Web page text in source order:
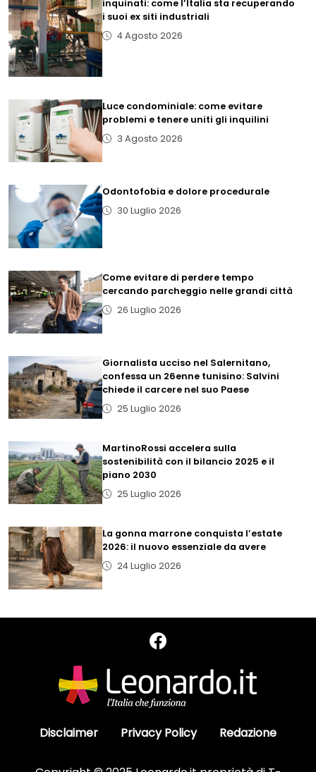
inquinati: come l’Italia sta recuperando
i suoi ex siti industriali
4 Agosto 2026
Luce condominiale: come evitare
problemi e tenere uniti gli inquilini
3 Agosto 2026
Odontofobia e dolore procedurale
30 Luglio 2026
Come evitare di perdere tempo
cercando parcheggio nelle grandi città
26 Luglio 2026
Giornalista ucciso nel Salernitano,
confessa un 26enne tunisino: Salvini
chiede il carcere nel suo Paese
25 Luglio 2026
MartinoRossi accelera sulla
sostenibilità con il bilancio 2025 e il
piano 2030
25 Luglio 2026
La gonna marrone conquista l’estate
2026: il nuovo essenziale da avere
24 Luglio 2026
Disclaimer Privacy Policy Redazione